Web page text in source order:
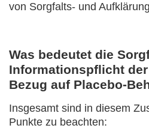
von Sorgfalts- und
Was bedeutet die
Informationspflicht
Bezug auf Placebo-
Insgesamt sind in diesem
Punkte zu beachten: